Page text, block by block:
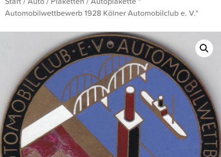
Automobilwettbewerb 1928 Kölner Automobilclub e. V.“